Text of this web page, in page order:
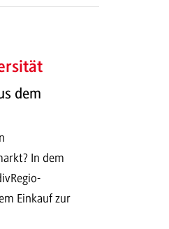
dem
In dem
Einkauf zur